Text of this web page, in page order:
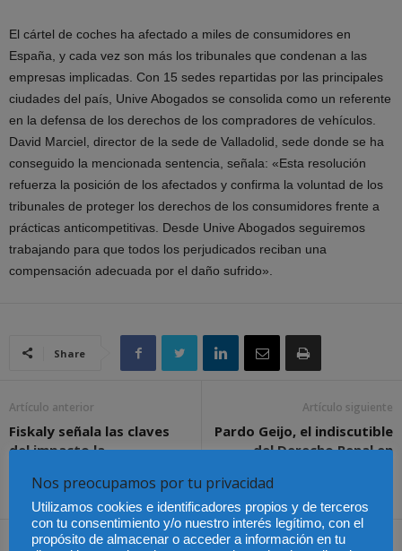
El cártel de coches ha afectado a miles de consumidores en
España, y cada vez son más los tribunales que condenan a las
empresas implicadas. Con 15 sedes repartidas por las principales
ciudades del país, Unive Abogados se consolida como un referente
en la defensa de los derechos de los compradores de vehículos.
David Marciel, director de la sede de Valladolid, sede donde se ha
conseguido la mencionada sentencia, señala: «Esta resolución
refuerza la posición de los afectados y confirma la voluntad de los
tribunales de proteger los derechos de los consumidores frente a
prácticas anticompetitivas. Desde Unive Abogados seguiremos
trabajando para que todos los perjudicados reciban una
compensación adecuada por el daño sufrido».
Share
Artículo anterior
Fiskaly señala las claves
del impacto la
sostenibilidad fiscal
Artículo siguiente
Pardo Geijo, el indiscutible
del Derecho Penal en
Artículos relacionados Más del autor
Nos preocupamos por tu privacidad
Utilizamos cookies e identificadores propios y de terceros
con tu consentimiento y/o nuestro interés legítimo, con el
propósito de almacenar o acceder a información en tu